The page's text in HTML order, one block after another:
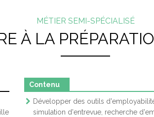
EN TRANSFORMATION
EN CENTRE DE
DE MEUBLES OU
AIDE-
AIDE-
PRÉPOSÉ
UN
MÉTIER SEMI-SPÉCIALISÉ
À LA
Contenu
Développer des outils
simulation d'entrevue, recherche